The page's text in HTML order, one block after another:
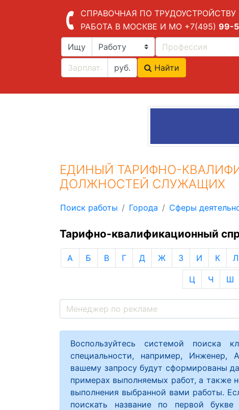
СПРАВОЧНАЯ ПО ТРУДОУСТРОЙСТВУ
РАБОТА В МОСКВЕ И МО +7(495) 99-
Ищу
руб. Найти
ЕДИНЫЙ ТАРИФНО-
ДОЛЖНОСТЕЙ СЛУЖАЩИХ
Поиск работы Города Сферы
Тарифно-квалификационный
А Б В Г Д Ж З И К Л
Ц Ч Ш
Воспользуйтесь системой поиска
специальности, например, Инженер,
вашему запросу будут сформированы
примерах выполняемых работ, а также
выполнения выбранной вами работы.
поискать название по первой